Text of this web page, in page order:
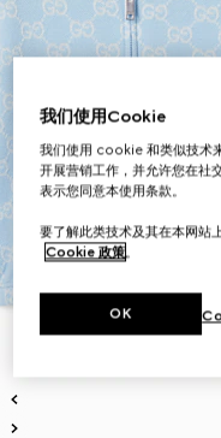
我们使用Cookie
我们使用 cookie 和类似技术
开展营销工作，并允许您在社
表示您同意本使用条款。
要了解此类技术及其在本网站
Cookie 政策。
OK